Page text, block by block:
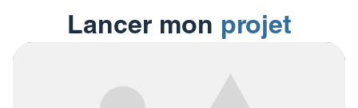
Lancer mon projet